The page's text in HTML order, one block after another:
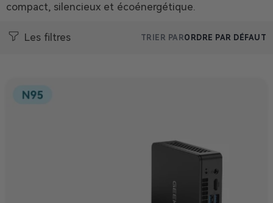
compact, silencieux et écoénergétique.
Les filtres TRIER PARORDRE PAR DÉFAUT